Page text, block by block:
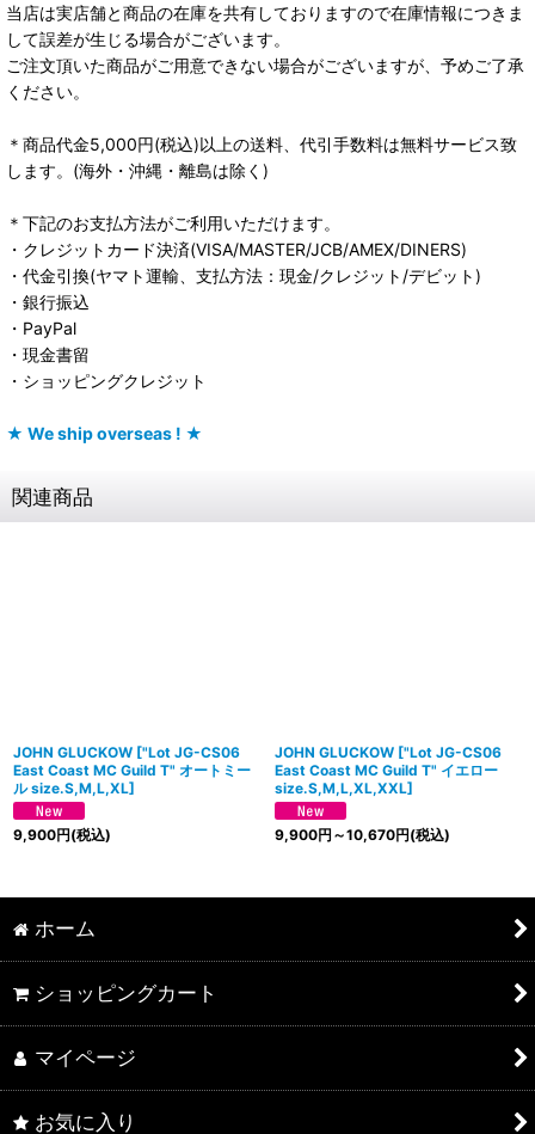
当店は実店舗と商品の在庫を共有しておりますので在庫情報につきま
して誤差が生じる場合がございます。
ご注文頂いた商品がご用意できない場合がございますが、予めご了承
ください。
＊商品代金5,000円(税込)以上の送料、代引手数料は無料サービス致
します。(海外・沖縄・離島は除く)
＊下記のお支払方法がご利用いただけます。
・クレジットカード決済(VISA/MASTER/JCB/AMEX/DINERS)
・代金引換(ヤマト運輸、支払方法：現金/クレジット/デビット)
・銀行振込
・PayPal
・現金書留
・ショッピングクレジット
★ We ship overseas ! ★
関連商品
JOHN GLUCKOW ["Lot JG-CS06
East Coast MC Guild T" オートミー
ル size.S,M,L,XL]
9,900円(税込)
JOHN GLUCKOW ["Lot JG-CS06
East Coast MC Guild T" イエロー
size.S,M,L,XL,XXL]
9,900円 ～10,670円(税込)
ホーム
ショッピングカート
マイページ
お気に入り